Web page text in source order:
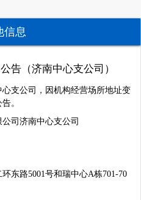
信息
告（济南中心支公司）
支公司，因机构经营场所地址变
。
司济南中心支公司
东路5001号和瑞中心A栋701-70